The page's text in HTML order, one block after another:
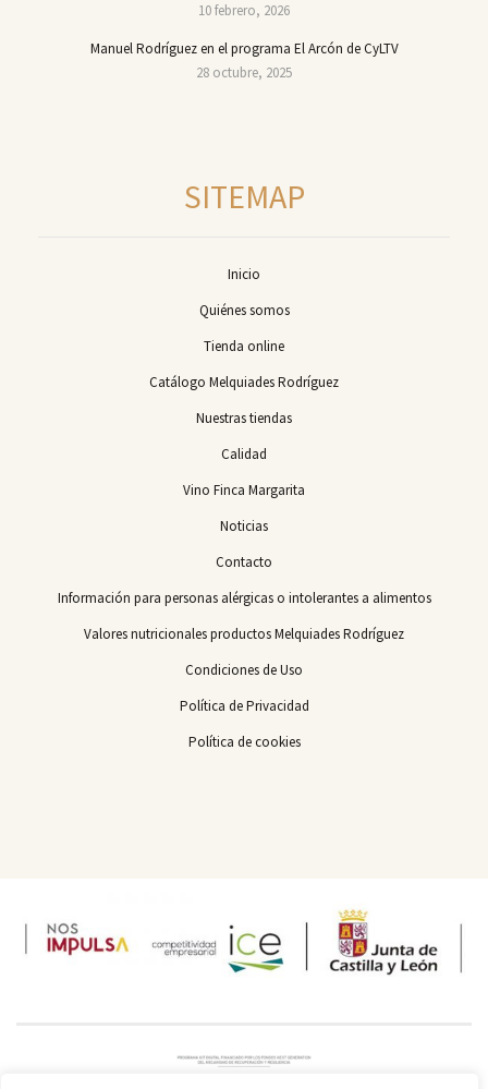
10 febrero, 2026
Manuel Rodríguez en el programa El Arcón de CyLTV
28 octubre, 2025
SITEMAP
Inicio
Quiénes somos
Tienda online
Catálogo Melquiades Rodríguez
Nuestras tiendas
Calidad
Vino Finca Margarita
Noticias
Contacto
Información para personas alérgicas o intolerantes a alimentos
Valores nutricionales productos Melquiades Rodríguez
Condiciones de Uso
Política de Privacidad
Política de cookies